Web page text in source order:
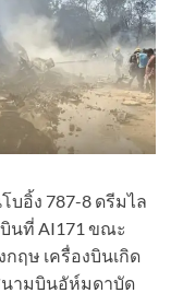
บอิ้ง 787-8 ดรีมไล
บินที่ AI171 ขณะ
ฤษ เครื่องบินเกิด
ามบินอัห์มดาบัด